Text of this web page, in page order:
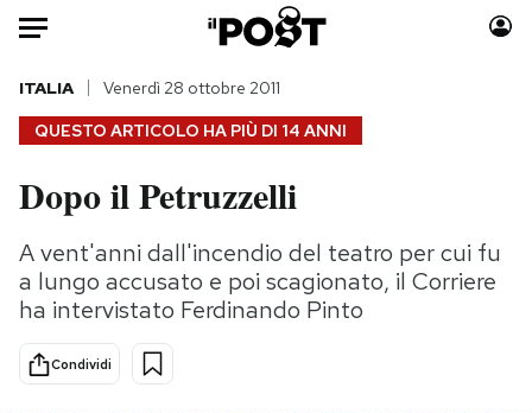
Auto
HOME
Italia
Politica
Tecnologia
Scienza
Consumismi
Storie/Idee
QUESTO ARTICOLO HA PIÙ DI 14 ANNI
ITALIA Venerdì 28 ottobre 2011
Dopo il Petruzzelli
A vent'anni dall'incendio del teatro per cui fu
a lungo accusato e poi scagionato, il Corriere
ha intervistato Ferdinando Pinto
Condividi